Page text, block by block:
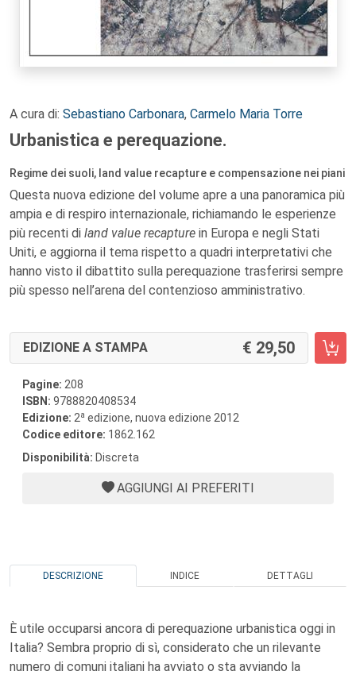
A cura di: Sebastiano Carbonara, Carmelo Maria Torre
Urbanistica e perequazione.
Regime dei suoli, land value recapture e compensazione nei piani
Questa nuova edizione del volume apre a una panoramica più
ampia e di respiro internazionale, richiamando le esperienze
più recenti di land value recapture in Europa e negli Stati
Uniti, e aggiorna il tema rispetto a quadri interpretativi che
hanno visto il dibattito sulla perequazione trasferirsi sempre
più spesso nell’arena del contenzioso amministrativo.
EDIZIONE A STAMPA 29,50
Pagine: 208
ISBN: 9788820408534
Edizione: 2a edizione, nuova edizione 2012
Codice editore: 1862.162
Disponibilità: Discreta
AGGIUNGI AI PREFERITI
DESCRIZIONE INDICE DETTAGLI
È utile occuparsi ancora di perequazione urbanistica oggi in
Italia? Sembra proprio di sì, considerato che un rilevante
numero di comuni italiani ha avviato o sta avviando la